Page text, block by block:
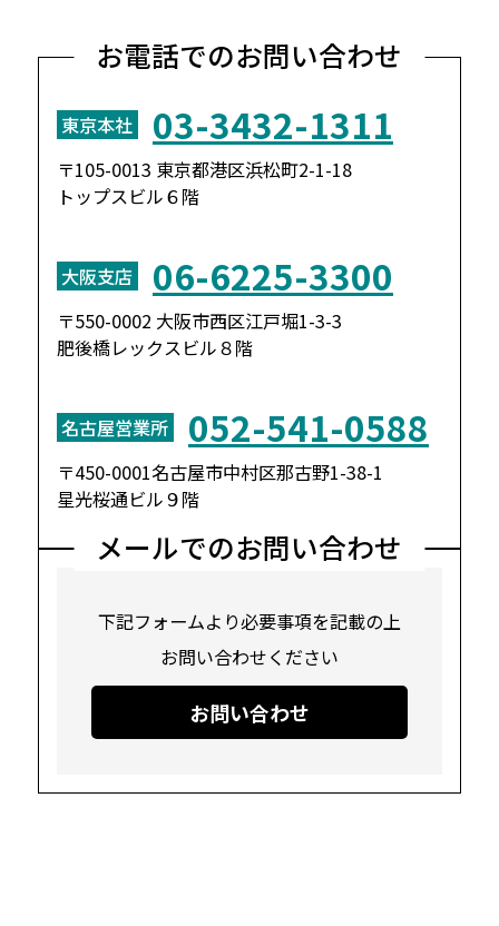
お電話でのお問い合わせ
東京本社 03-3432-1311
〒105-0013 東京都港区浜松町2-1-18
トップスビル６階
大阪支店 06-6225-3300
〒550-0002 大阪市西区江戸堀1-3-3
肥後橋レックスビル８階
名古屋営業所 052-541-0588
〒450-0001名古屋市中村区那古野1-38-1
星光桜通ビル９階
メールでのお問い合わせ
下記フォームより必要事項を記載の上
お問い合わせください
お問い合わせ